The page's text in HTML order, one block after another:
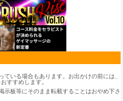
いる場合もあります。お出かけの前には、
すすめします。
示板等にそのまま転載することはおやめ下さ